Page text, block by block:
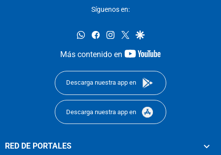
Síguenos en:
whatsappfacebookinstagram
twittergoogle
Más contenido en
youtube-
Descarga nuestra app en
Descarga nuestra app en
RED DE PORTALES